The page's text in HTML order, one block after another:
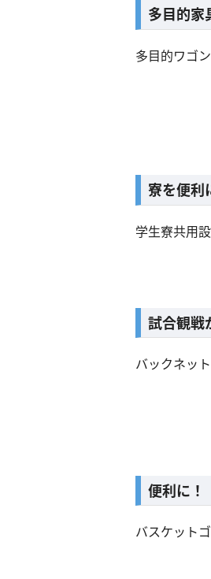
多目的家
多目的ワゴ
寮を便利
学生寮共用
試合観戦
バックネッ
​便利に！
バスケット